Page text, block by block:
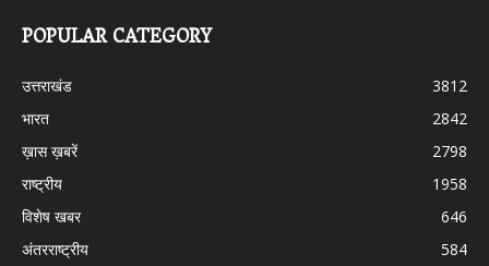
POPULAR CATEGORY
उत्तराखंड
3812
भारत
2842
ख़ास ख़बरें
2798
राष्ट्रीय
1958
विशेष खबर
646
अंतरराष्ट्रीय
584